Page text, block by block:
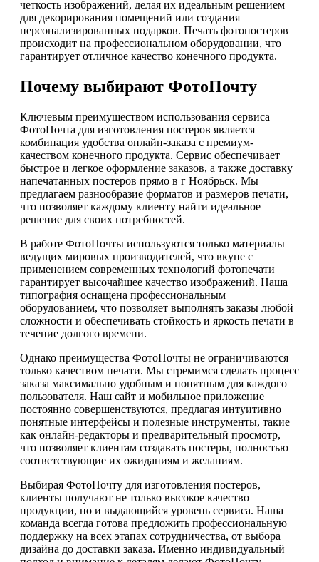
четкость изображений, делая их идеальным решением
для декорирования помещений или создания
персонализированных подарков. Печать фотопостеров
происходит на профессиональном оборудовании, что
гарантирует отличное качество конечного продукта.
Почему выбирают ФотоПочту
Ключевым преимуществом использования сервиса
ФотоПочта для изготовления постеров является
комбинация удобства онлайн-заказа с премиум-
качеством конечного продукта. Сервис обеспечивает
быстрое и легкое оформление заказов, а также доставку
напечатанных постеров прямо в г Ноябрьск. Мы
предлагаем разнообразие форматов и размеров печати,
что позволяет каждому клиенту найти идеальное
решение для своих потребностей.
В работе ФотоПочты используются только материалы
ведущих мировых производителей, что вкупе с
применением современных технологий фотопечати
гарантирует высочайшее качество изображений. Наша
типография оснащена профессиональным
оборудованием, что позволяет выполнять заказы любой
сложности и обеспечивать стойкость и яркость печати в
течение долгого времени.
Однако преимущества ФотоПочты не ограничиваются
только качеством печати. Мы стремимся сделать процесс
заказа максимально удобным и понятным для каждого
пользователя. Наш сайт и мобильное приложение
постоянно совершенствуются, предлагая интуитивно
понятные интерфейсы и полезные инструменты, такие
как онлайн-редакторы и предварительный просмотр,
что позволяет клиентам создавать постеры, полностью
соответствующие их ожиданиям и желаниям.
Выбирая ФотоПочту для изготовления постеров,
клиенты получают не только высокое качество
продукции, но и выдающийся уровень сервиса. Наша
команда всегда готова предложить профессиональную
поддержку на всех этапах сотрудничества, от выбора
дизайна до доставки заказа. Именно индивидуальный